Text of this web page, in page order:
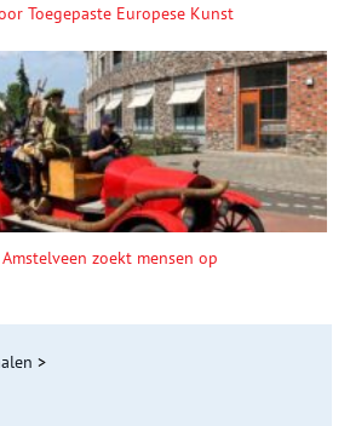
Toegepaste Europese Kunst
zoekt mensen op
>